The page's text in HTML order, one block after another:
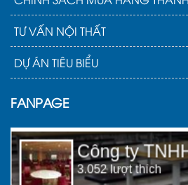
TƯ VẤN NỘI THẤT
DỰ ÁN TIÊU BIỂU
FANPAGE